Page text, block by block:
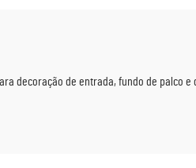
decoração de entrada, fundo de palco e